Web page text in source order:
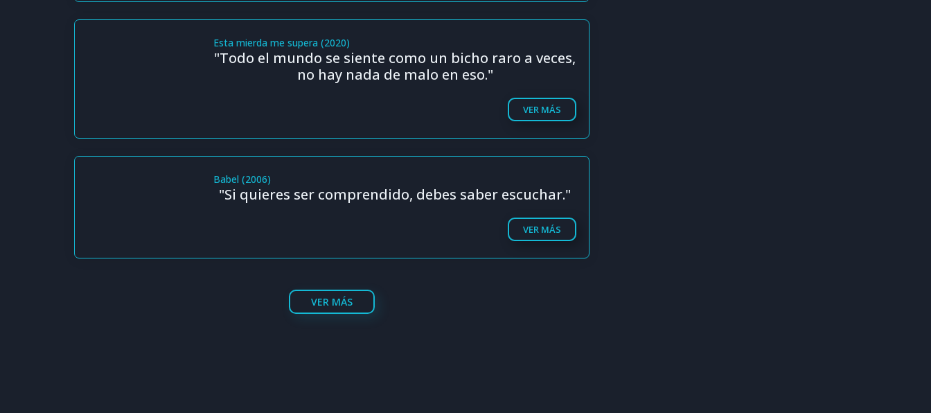
Esta mierda me supera (2020)
"Todo el mundo se siente como un bicho raro a veces,
no hay nada de malo en eso."
VER MÁS
Babel (2006)
"Si quieres ser comprendido, debes saber escuchar."
VER MÁS
VER MÁS